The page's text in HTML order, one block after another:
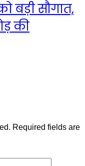
बड़ी सौगात,
की
Required fields are